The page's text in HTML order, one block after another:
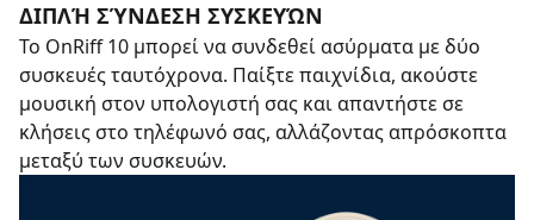
ΔΙΠΛΉ ΣΎΝΔΕΣΗ ΣΥΣΚΕΥΏΝ
Το OnRiff 10 μπορεί να συνδεθεί ασύρματα με δύο
συσκευές ταυτόχρονα. Παίξτε παιχνίδια, ακούστε
μουσική στον υπολογιστή σας και απαντήστε σε
κλήσεις στο τηλέφωνό σας, αλλάζοντας απρόσκοπτα
μεταξύ των συσκευών.